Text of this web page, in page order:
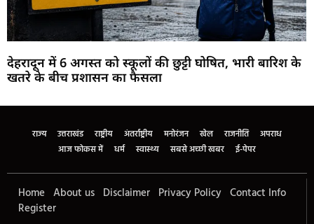
देहरादून में 6 अगस्त को स्कूलों की छुट्टी घोषित, भारी बारिश के
खतरे के बीच प्रशासन का फैसला
राज्य उत्तराखंड राष्ट्रीय अंतर्राष्ट्रीय मनोरंजन खेल राजनीति
अपराध
आज फोकस में
धर्म स्वास्थ्य सबसे अच्छी खबर ई-पेपर
Home About us Disclaimer Privacy Policy Contact Info
Register